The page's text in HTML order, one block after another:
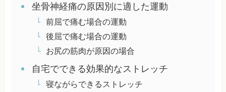
坐骨神経痛の原因別に適した運動
前屈で痛む場合の運動
後屈で痛む場合の運動
お尻の筋肉が原因の場合
自宅でできる効果的なストレッチ
寝ながらできるストレッチ